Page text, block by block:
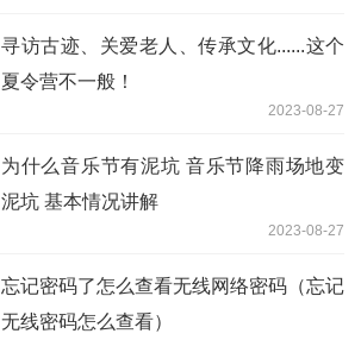
寻访古迹、关爱老人、传承文化......这个
夏令营不一般！
2023-08-27
为什么音乐节有泥坑 音乐节降雨场地变
泥坑 基本情况讲解
2023-08-27
忘记密码了怎么查看无线网络密码（忘记
无线密码怎么查看）